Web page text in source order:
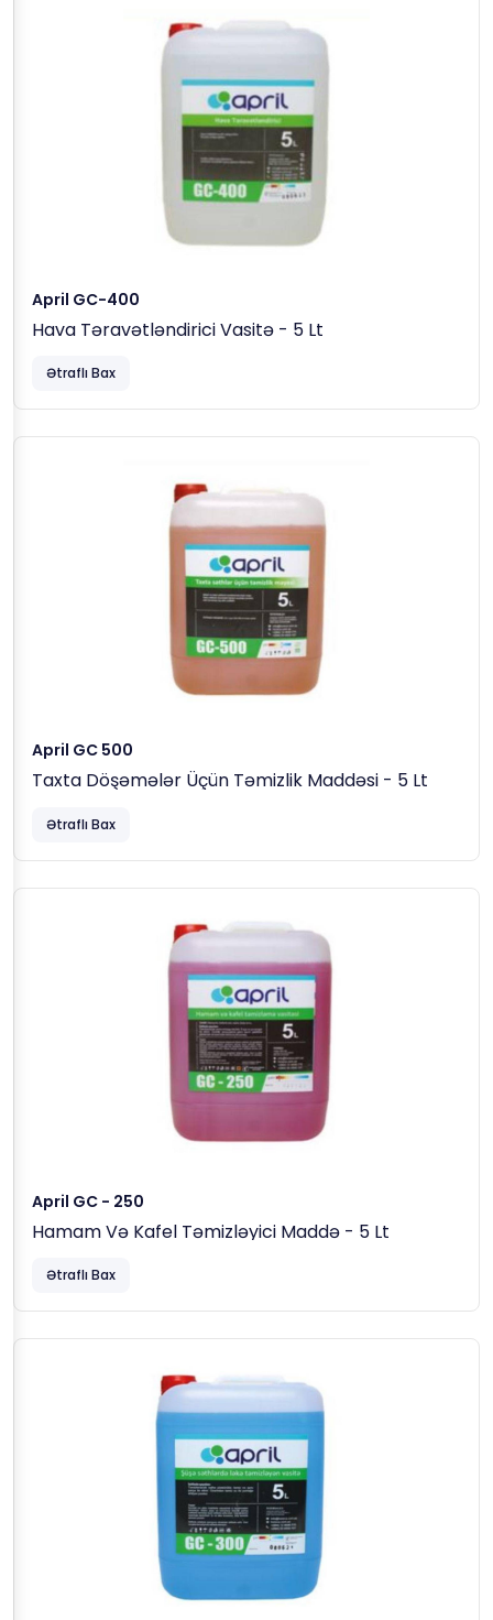
April GC-400
Hava Təravətləndirici Vasitə - 5 Lt
Ətraflı Bax
April GC 500
Taxta Döşəmələr Üçün Təmizlik Maddəsi - 5 Lt
Ətraflı Bax
April GC - 250
Hamam Və Kafel Təmizləyici Maddə - 5 Lt
Ətraflı Bax